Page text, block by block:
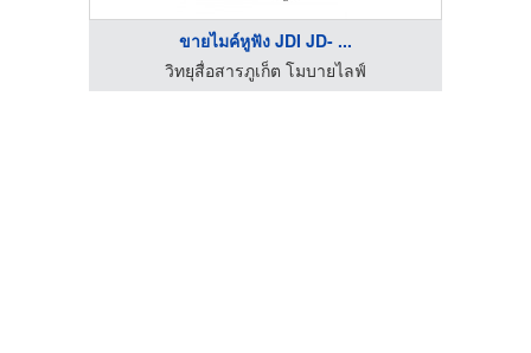
ขายไมค์หูฟัง JDI JD- ...
วิทยุสื่อสารภูเก็ต โมบายไลฟ์